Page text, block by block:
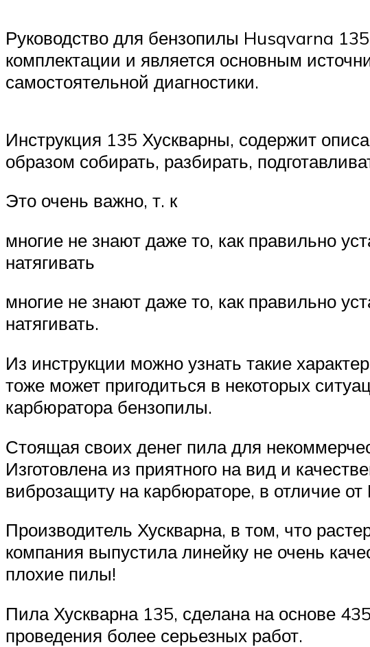
Руководство для бензопилы Husqvarna
комплектации и является основным
самостоятельной диагностики.
Инструкция 135 Хускварны, содержит
образом собирать, разбирать,
Это очень важно, т. к
многие не знают даже то, как правильно
натягивать
многие не знают даже то, как правильно
натягивать.
Из инструкции можно узнать такие
тоже может пригодиться в некоторых
карбюратора бензопилы.
Стоящая своих денег пила для
Изготовлена из приятного на вид и
виброзащиту на карбюраторе, в отличие от
Производитель Хускварна, в том, что
компания выпустила линейку не очень
плохие пилы!
Пила Хускварна 135, сделана на основе
проведения более серьезных работ.